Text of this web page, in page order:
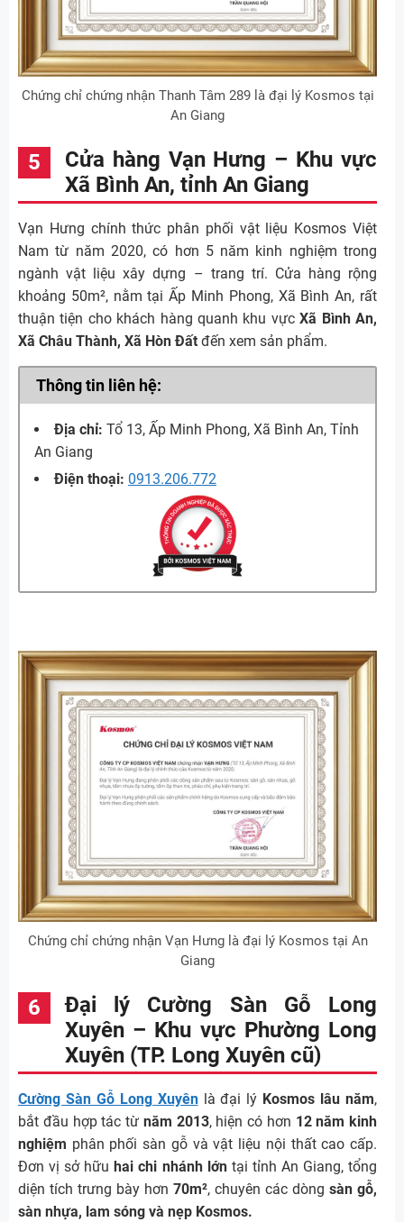
Chứng chỉ chứng nhận Thanh Tâm 289 là đại lý Kosmos tại
An Giang
Cửa hàng Vạn Hưng – Khu vực
Xã Bình An, tỉnh An Giang
Vạn Hưng chính thức phân phối vật liệu Kosmos Việt
Nam từ năm 2020, có hơn 5 năm kinh nghiệm trong
ngành vật liệu xây dựng – trang trí. Cửa hàng rộng
khoảng 50m², nằm tại Ấp Minh Phong, Xã Bình An, rất
thuận tiện cho khách hàng quanh khu vựcXã Bình An,
Xã Châu Thành, Xã Hòn Đất đến xem sản phẩm.
Thông tin liên hệ:
Địa chỉ: Tổ 13, Ấp Minh Phong, Xã Bình An, Tỉnh
An Giang
Điện thoại: 0913.206.772
Chứng chỉ chứng nhận Vạn Hưng là đại lý Kosmos tại An
Giang
Đại lý Cường Sàn Gỗ Long
Xuyên – Khu vực Phường Long
Xuyên (TP. Long Xuyên cũ)
Cường Sàn Gỗ Long Xuyênlà đại lý Kosmos lâu năm,
bắt đầu hợp tác từ năm 2013, hiện có hơn 12 năm kinh
nghiệm phân phối sàn gỗ và vật liệu nội thất cao cấp.
Đơn vị sở hữu hai chi nhánh lớntại tỉnh An Giang, tổng
diện tích trưng bày hơn 70m², chuyên các dòng sàn gỗ,
sàn nhựa, lam sóng và nẹp Kosmos.